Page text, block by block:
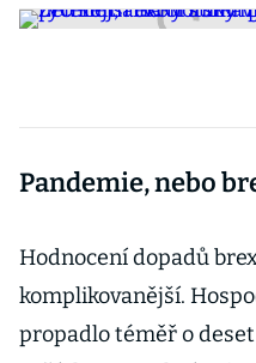
Pandemie, nebo
Hodnocení dopadů
komplikovanější.
propadlo téměř o